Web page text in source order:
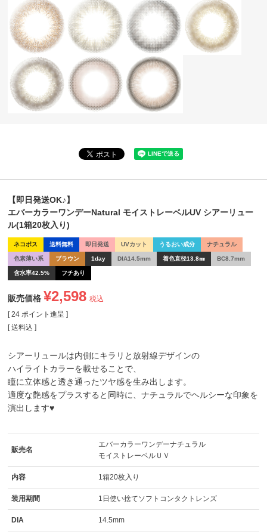
【即日発送OK♪】
エバーカラーワンデーNatural モイストレーベルUV シアーリュー
ル(1箱20枚入り)
ネコポス 送料無料 即日発送 UVカット うるおい成分 ナチュラル
色素薄い系 ブラウン 1day DIA14.5mm 着色直径13.8㎜ BC8.7mm
含水率42.5% フチあり
販売価格 ¥2,598 税込
[ 24 ポイント進呈 ]
送料込
シアーリュールは内側にキラリと放射線デザインの
ハイライトカラーを載せることで、
瞳に立体感と透き通ったツヤ感を生み出します。
適度な艶感をプラスすると同時に、ナチュラルでヘルシーな印象を
演出します♥
販売名
エバーカラーワンデーナチュラル
モイストレーベルＵＶ
内容 1箱20枚入り
装用期間 1日使い捨てソフトコンタクトレンズ
DIA 14.5mm